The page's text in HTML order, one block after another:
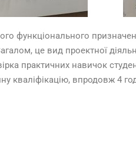
функціонального
це вид проектної
практичних навичок
кваліфікацію, впродовж 4